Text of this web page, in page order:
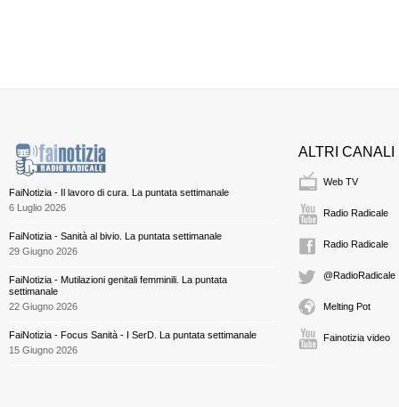
FaiNotizia - Il lavoro di cura. La puntata settimanale
6 Luglio 2026
FaiNotizia - Sanità al bivio. La puntata settimanale
29 Giugno 2026
FaiNotizia - Mutilazioni genitali femminili. La puntata
settimanale
22 Giugno 2026
FaiNotizia - Focus Sanità - I SerD. La puntata settimanale
15 Giugno 2026
ALTRI CANALI
Web TV
Radio Radicale
Radio Radicale
@RadioRadicale
Melting Pot
Fainotizia video